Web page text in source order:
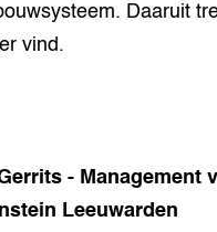
Daaruit
vind.
- Management
Leeuwarden